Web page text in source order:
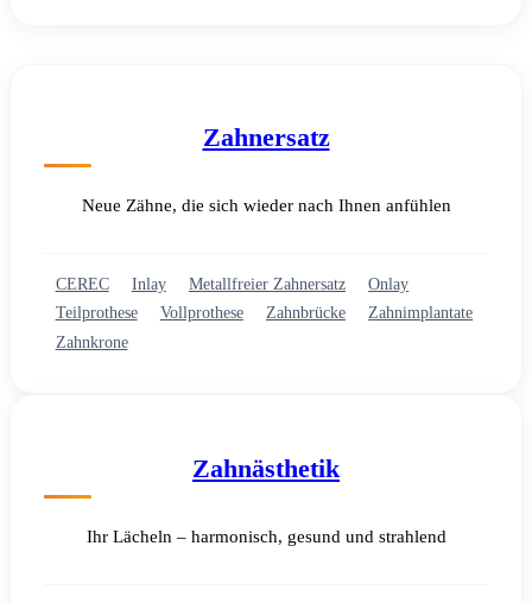
Zahnersatz
Neue Zähne, die sich wieder nach Ihnen anfühlen
CEREC Inlay Metallfreier Zahnersatz
Onlay
Teilprothese
Vollprothese Zahnbrücke
Zahnimplantate
Zahnkrone
Zahnästhetik
Ihr Lächeln – harmonisch, gesund und strahlend